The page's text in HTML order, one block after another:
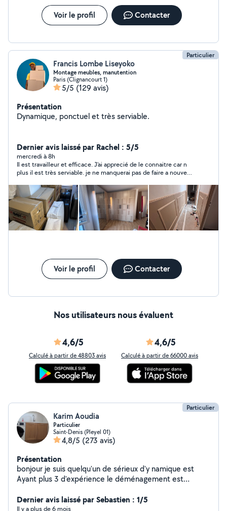
Voir le profil Contacter
Particulier
Francis Lombe Liseyoko
Montage meubles, manutention
Paris (Clignancourt 1)
5/5 (129 avis)
Présentation
Dynamique, ponctuel et très serviable.
Dernier avis laissé par Rachel : 5/5
mercredi à 8h
Il est travailleur et efficace. J'ai apprecié de le connaitre car n
plus il est très serviable. je ne manquerai pas de faire a nouveau
Voir le profil Contacter
Nos utilisateurs nous évaluent
4,6/5
Calculé à partir de 48803 avis
4,6/5
Calculé à partir de 66000 avis
Particulier
Karim Aoudia
Particulier
Saint-Denis (Pleyel 01)
4,8/5 (273 avis)
Présentation
bonjour je suis quelqu'un de sérieux d'y namique est
Ayant plus 3 d'expérience le déménagement est
Dernier avis laissé par Sebastien : 1/5
Il y a plus de 6 mois